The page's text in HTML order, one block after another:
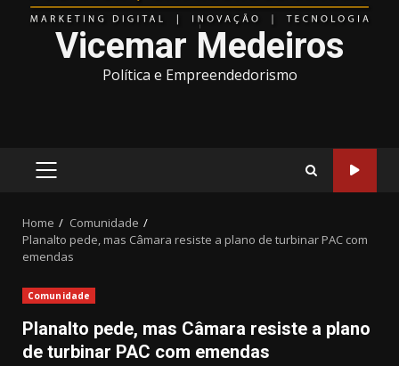
Vicemar Medeiros
Política e Empreendedorismo
PRIMARY
Home
Comunidade
Planalto pede, mas Câmara resiste a plano de turbinar PAC com
emendas
Comunidade
Planalto pede, mas Câmara resiste a plano
de turbinar PAC com emendas